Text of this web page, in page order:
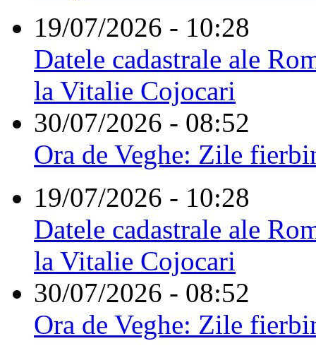
19/07/2026 - 10:28
Datele cadastrale ale
la Vitalie Cojocari
30/07/2026 - 08:52
Ora de Veghe: Zile
19/07/2026 - 10:28
Datele cadastrale ale
la Vitalie Cojocari
30/07/2026 - 08:52
Ora de Veghe: Zile